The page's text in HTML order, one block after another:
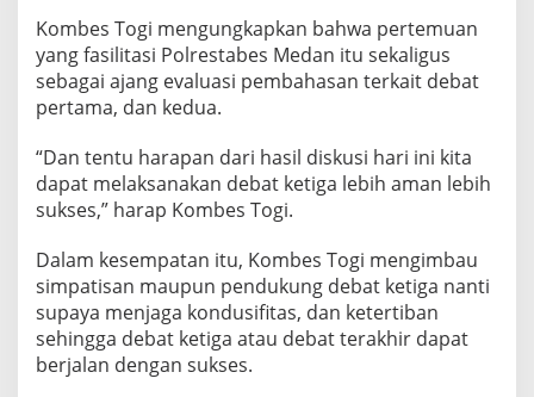
g
a
P
a
s
o
n
G
u
e
r
n
u
r
d
Kombes Togi mengungkapkan bahwa pertemuan
yang fasilitasi Polrestabes Medan itu sekaligus
sebagai ajang evaluasi pembahasan terkait debat
pertama, dan kedua.
“Dan tentu harapan dari hasil diskusi hari ini kita
dapat melaksanakan debat ketiga lebih aman lebih
sukses,” harap Kombes Togi.
Dalam kesempatan itu, Kombes Togi mengimbau
simpatisan maupun pendukung debat ketiga nanti
supaya menjaga kondusifitas, dan ketertiban
sehingga debat ketiga atau debat terakhir dapat
berjalan dengan sukses.